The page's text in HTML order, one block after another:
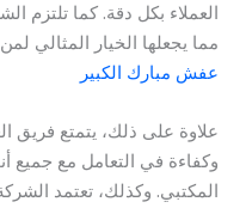
العملاء بكل دقة. كما تلتزم
مما يجعلها الخيار المثالي
عفش مبارك الكبير
علاوة على ذلك، يتمتع فريق
وكفاءة في التعامل مع جميع
المكتبي. وكذلك، تعتمد